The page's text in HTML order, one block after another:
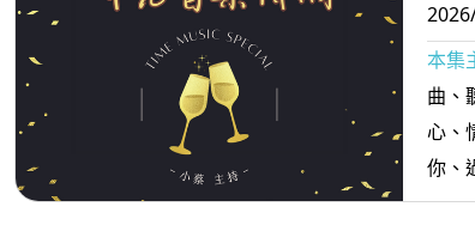
本集
曲、
心、
你、
熱鬧